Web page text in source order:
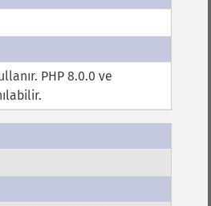
PHP 8.0.0 ve